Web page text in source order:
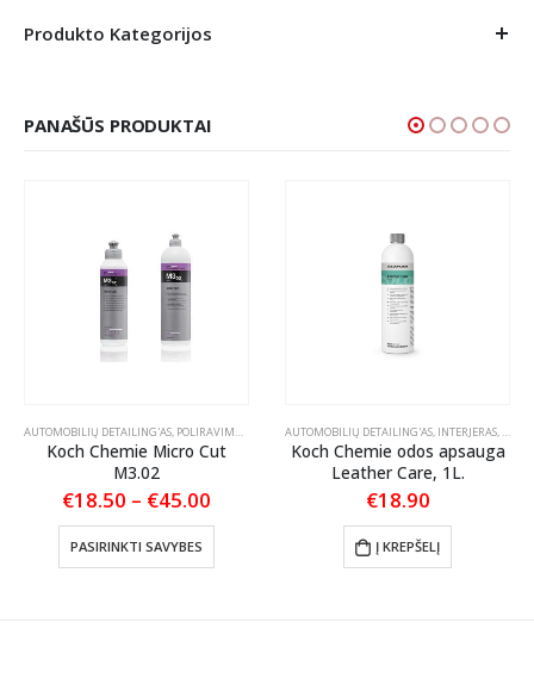
Produkto Kategorijos
PANAŠŪS PRODUKTAI
/ TEPTUKAI
AUTOMOBILIŲ DETAILING'AS, POLIRAVIMAS POLIRAVIMO PASTOS
Koch Chemie Micro Cut
M3.02
€18.50 – €45.00
€45.00
PASIRINKTI SAVYBES
This product has multiple variants. The options may be chosen on the product page
AUTOMOBILIŲ DETAILING'AS, INTERJERAS, ODOS
Koch Chemie odos apsauga
Leather Care, 1L.
€18.90
Į KREPŠELĮ